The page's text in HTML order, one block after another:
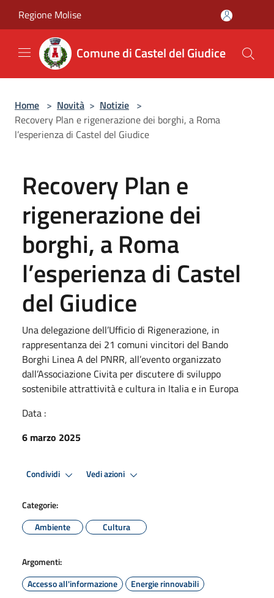
Regione Molise
Comune di Castel del Giudice
Home > Novità > Notizie >
Recovery Plan e rigenerazione dei borghi, a Roma
l’esperienza di Castel del Giudice
Recovery Plan e
rigenerazione dei
borghi, a Roma
l’esperienza di Castel
del Giudice
Una delegazione dell’Ufficio di Rigenerazione, in
rappresentanza dei 21 comuni vincitori del Bando
Borghi Linea A del PNRR, all’evento organizzato
dall’Associazione Civita per discutere di sviluppo
sostenibile attrattività e cultura in Italia e in Europa
Data :
6 marzo 2025
Condividi Vedi azioni
Categorie:
Ambiente
Cultura
Argomenti:
Accesso all'informazione
Energie rinnovabili